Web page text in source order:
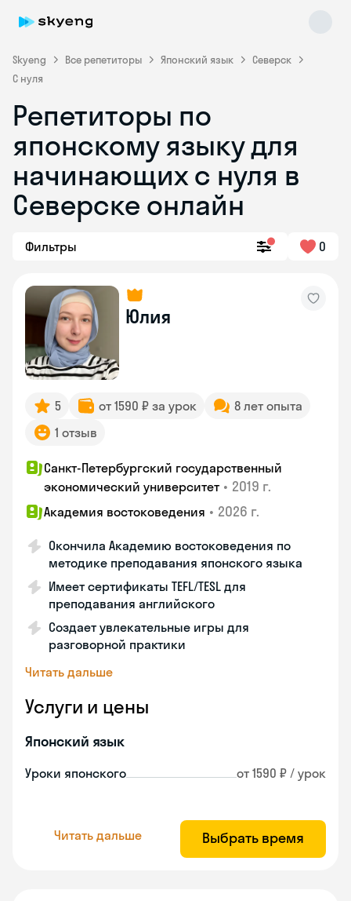
Skyeng Все репетиторы Японский язык
Северск
С нуля
Репетиторы по
японскому языку для
начинающих с нуля в
Северске онлайн
Фильтры 0
Юлия
5 от 1590 ₽ за урок
8 лет опыта
1 отзыв
Санкт-Петербургский государственный
экономический университет • 2019 г.
Академия востоковедения • 2026 г.
Окончила Академию востоковедения по
методике преподавания японского языка
Имеет сертификаты TEFL/TESL для
преподавания английского
Создает увлекательные игры для
разговорной практики
Читать дальше
Услуги и цены
Японский язык
Уроки японского от 1590 ₽ / урок
Читать дальше Выбрать время
Skyeng Chat
online